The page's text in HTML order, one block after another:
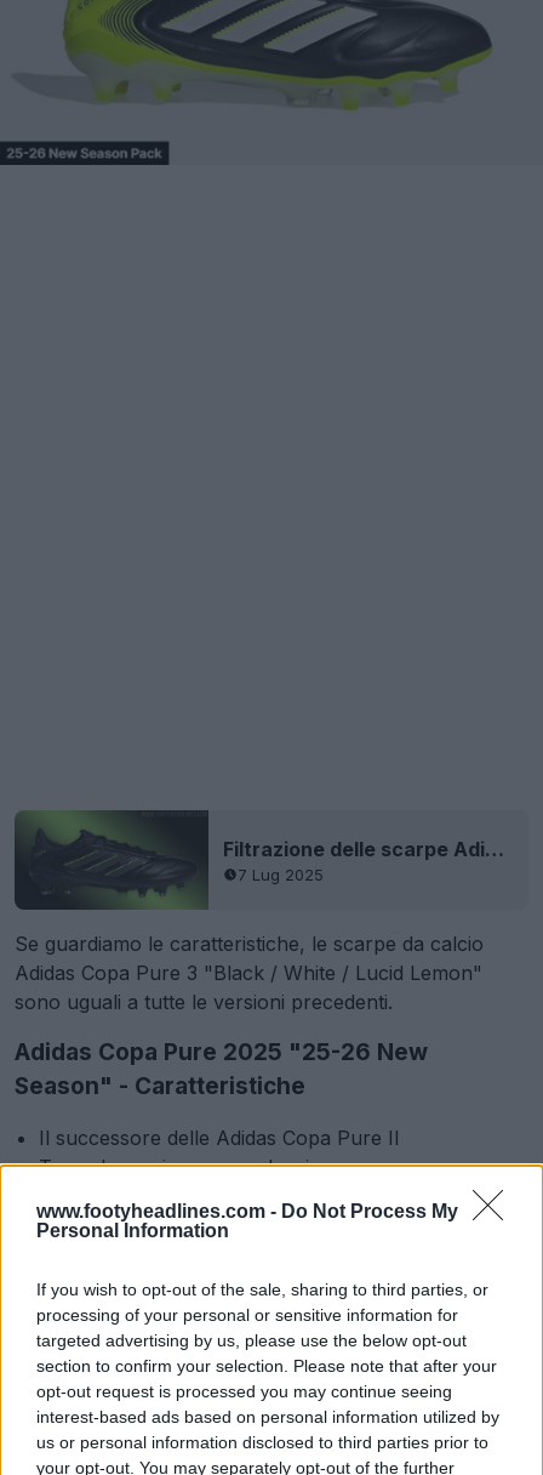
www.footyheadlines.com - Do Not Process My
Personal Information
If you wish to opt-out of the sale, sharing to third parties, or
processing of your personal or sensitive information for
targeted advertising by us, please use the below opt-out
section to confirm your selection. Please note that after your
opt-out request is processed you may continue seeing
interest-based ads based on personal information utilized by
us or personal information disclosed to third parties prior to
your opt-out. You may separately opt-out of the further
Filtrazione delle scarpe Adidas Copa 'Electric Stealth' 25-26 nere
7 Lug 2025
Se guardiamo le caratteristiche, le scarpe da calcio
Adidas Copa Pure 3 "Black / White / Lucid Lemon"
sono uguali a tutte le versioni precedenti.
Adidas Copa Pure 2025 "25-26 New
Season" - Caratteristiche
Il successore delle Adidas Copa Pure II
Torna la versione senza lacci
Tallone imbottito e soletta OrthoLite
avampiede in pelle bovina
Suola Torsionframe
Prezzo:230 USD (230 EUR, 200 GBP)
Colori:nero / bianco / limone brillante
Data di uscita:luglio 2025
Le nuove scarpe da calcio Adidas Copa Pure 2025